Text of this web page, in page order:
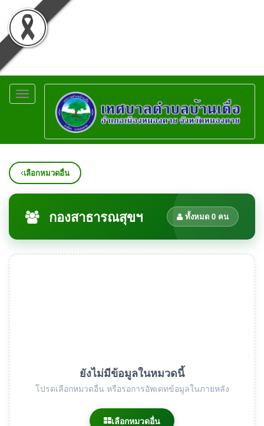
Toggle
navigation
เลือกหมวดอื่น
กองสาธารณสุขฯ ทั้งหมด 0 คน
ยังไม่มีข้อมูลในหมวดนี้
โปรดเลือกหมวดอื่น หรือรอการอัพเดทข้อมูลในภายหลัง
เลือกหมวดอื่น